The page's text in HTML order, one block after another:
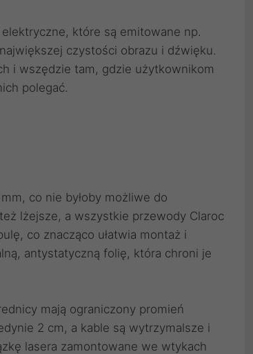
które są emitowane np.
czystości obrazu i dźwięku.
i wszędzie tam, gdzie użytkownikom
polegać.
co nie byłoby możliwe do
lżejsze, a wszystkie przewody Claroc
co znacząco ułatwia montaż i
antystatyczną folię, która chroni je
mają ograniczony promień
2 cm, a kable są wytrzymalsze i
lasera zamontowane we wtykach